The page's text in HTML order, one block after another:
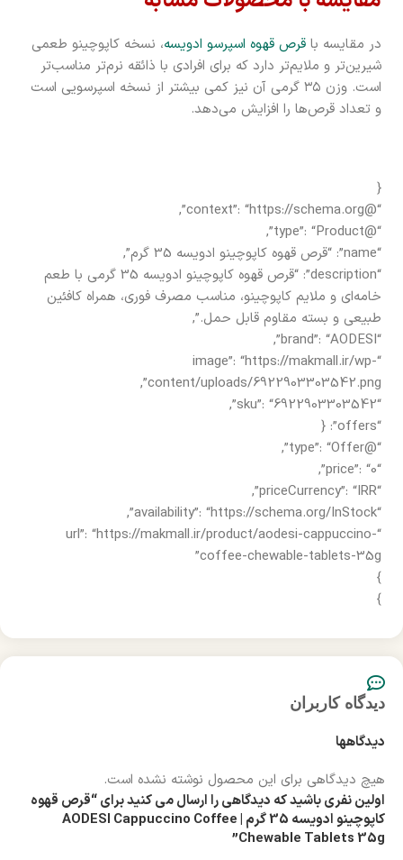
در مقایسه با قرص قهوه اسپرسو ادویسه، نسخه کاپوچینو طعمی
شیرین‌تر و ملایم‌تر دارد که برای افرادی با ذائقه نرم‌تر مناسب‌تر
است. وزن ۳۵ گرمی آن نیز کمی بیشتر از نسخه اسپرسویی است
و تعداد قرص‌ها را افزایش می‌دهد.
{
“@context”: “https://schema.org”,
“@type”: “Product”,
“name”: “قرص قهوه کاپوچینو ادویسه 35 گرم”,
“description”: “قرص قهوه کاپوچینو ادویسه 35 گرمی با طعم
خامه‌ای و ملایم کاپوچینو، مناسب مصرف فوری، همراه کافئین
طبیعی و بسته مقاوم قابل حمل.”,
“brand”: “AODESI”,
“image”: “https://makmall.ir/wp-
content/uploads/6922903303542.png”,
“sku”: “6922903303542”,
“offers”: {
“@type”: “Offer”,
“price”: “0”,
“priceCurrency”: “IRR”,
“availability”: “https://schema.org/InStock”,
“url”: “https://makmall.ir/product/aodesi-cappuccino-
coffee-chewable-tablets-35g”
}
}
دیدگاه کاربران
دیدگاهها
هیچ دیدگاهی برای این محصول نوشته نشده است.
اولین نفری باشید که دیدگاهی را ارسال می کنید برای “قرص قهوه
کاپوچینو ادویسه 35 گرم | AODESI Cappuccino Coffee
Chewable Tablets 35g”